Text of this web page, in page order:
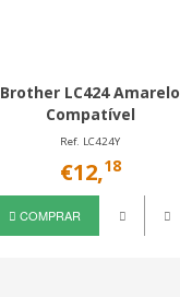
Brother LC424 Amarelo
Compatível
Ref. LC424Y
€12,18
COMPRAR